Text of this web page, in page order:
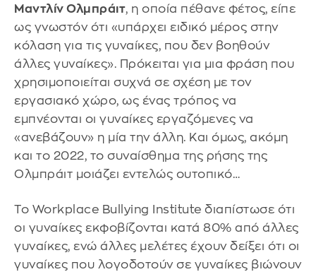
Μαντλίν Ολμπράιτ, η οποία πέθανε φέτος, είπε
ως γνωστόν ότι «υπάρχει ειδικό μέρος στην
κόλαση για τις γυναίκες, που δεν βοηθούν
άλλες γυναίκες». Πρόκειται για μια φράση που
χρησιμοποιείται συχνά σε σχέση με τον
εργασιακό χώρο, ως ένας τρόπος να
εμπνέονται οι γυναίκες εργαζόμενες να
«ανεβάζουν» η μία την άλλη. Και όμως, ακόμη
και το 2022, το συναίσθημα της ρήσης της
Ολμπράιτ μοιάζει εντελώς ουτοπικό…
Το Workplace Bullying Institute διαπίστωσε ότι
οι γυναίκες εκφοβίζονται κατά 80% από άλλες
γυναίκες, ενώ άλλες μελέτες έχουν δείξει ότι οι
γυναίκες που λογοδοτούν σε γυναίκες βιώνουν